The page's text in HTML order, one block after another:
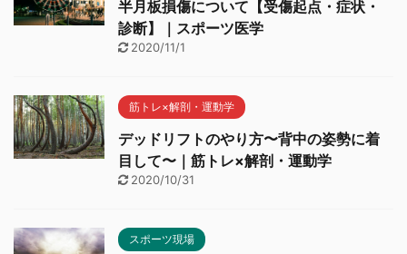
半月板損傷について【受傷起点・症状・
診断】｜スポーツ医学
2020/11/1
筋トレ×解剖・運動学
デッドリフトのやり方〜背中の姿勢に着
目して〜｜筋トレ×解剖・運動学
2020/10/31
スポーツ現場